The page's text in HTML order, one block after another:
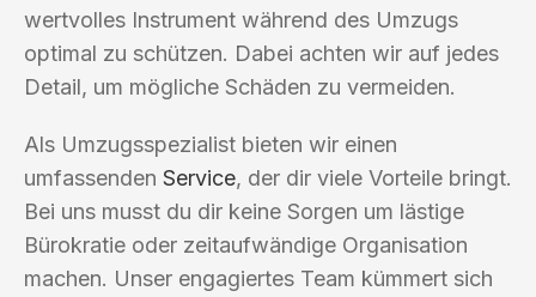
wertvolles Instrument während des Umzugs
optimal zu schützen. Dabei achten wir auf jedes
Detail, um mögliche Schäden zu vermeiden.
Als Umzugsspezialist bieten wir einen
umfassenden Service, der dir viele Vorteile bringt.
Bei uns musst du dir keine Sorgen um lästige
Bürokratie oder zeitaufwändige Organisation
machen. Unser engagiertes Team kümmert sich